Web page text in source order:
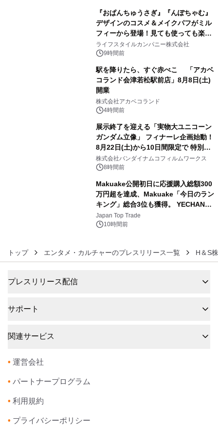
『おぱんちゅうさぎ』『んぽちゃむ』
デザインのコスメ＆メイクパフがミル
フィーから登場！見ても使っても楽し
い、ポップでキュートなコレクショ
ン。
ライフスタイルカンパニー株式会社
9時間前
駅を降りたら、すぐ赤べこ 「アカベ
コランド会津若松駅前店」8月8日(土)
開業
株式会社アカベコランド
4時間前
展示終了を迎える「実物大ユニコーン
ガンダム立像」 フィナーレ企画始動！
8月22日(土)から10日間限定で 特別映
像『UNICORN GUNDAM Statue ―
BEYOND POSSIBILITY ―』を上映！
株式会社バンダイナムコフィルムワークス
8時間前
Makuake公開初日に応援購入総額300
万円超を達成、Makuake「今日のラン
キング」総合3位も獲得。 YECHAN音
浴シンギングボウル第2弾の大型サイ
ズ（XL・2XL・3XL）を先行販売中
Japan Top Trade
10時間前
トップ エンタメ・カルチャーのプレスリリース一覧 H＆S
プレスリリース配信
サポート
関連サービス
• 運営会社
• パートナープログラム
• 利用規約
• プライバシーポリシー